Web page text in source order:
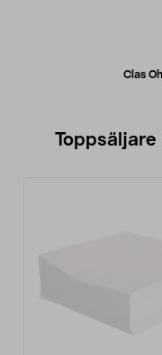
Clas
Toppsäljare